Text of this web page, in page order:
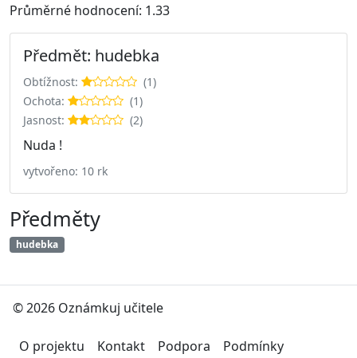
Průměrné hodnocení: 1.33
Předmět: hudebka
Obtížnost:
(1)
Ochota:
(1)
Jasnost:
(2)
Nuda !
vytvořeno: 10 rk
Předměty
hudebka
© 2026 Oznámkuj učitele
O projektu Kontakt Podpora Podmínky